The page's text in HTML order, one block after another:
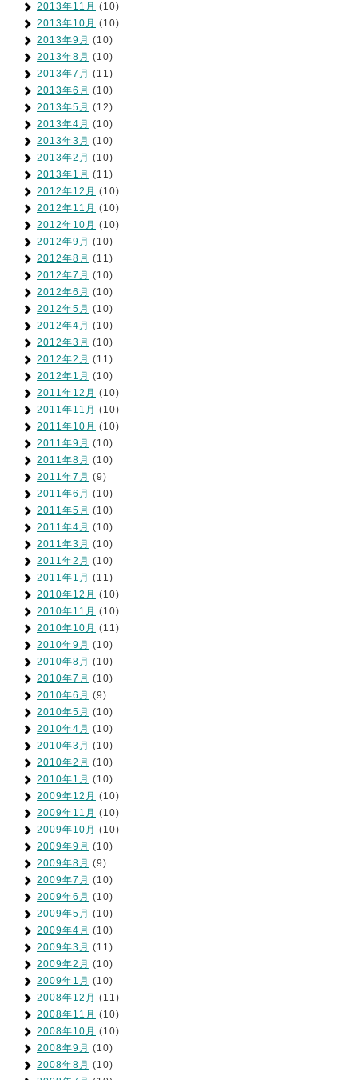
2013年11月 (10)
2013年10月 (10)
2013年9月 (10)
2013年8月 (10)
2013年7月 (11)
2013年6月 (10)
2013年5月 (12)
2013年4月 (10)
2013年3月 (10)
2013年2月 (10)
2013年1月 (11)
2012年12月 (10)
2012年11月 (10)
2012年10月 (10)
2012年9月 (10)
2012年8月 (11)
2012年7月 (10)
2012年6月 (10)
2012年5月 (10)
2012年4月 (10)
2012年3月 (10)
2012年2月 (11)
2012年1月 (10)
2011年12月 (10)
2011年11月 (10)
2011年10月 (10)
2011年9月 (10)
2011年8月 (10)
2011年7月 (9)
2011年6月 (10)
2011年5月 (10)
2011年4月 (10)
2011年3月 (10)
2011年2月 (10)
2011年1月 (11)
2010年12月 (10)
2010年11月 (10)
2010年10月 (11)
2010年9月 (10)
2010年8月 (10)
2010年7月 (10)
2010年6月 (9)
2010年5月 (10)
2010年4月 (10)
2010年3月 (10)
2010年2月 (10)
2010年1月 (10)
2009年12月 (10)
2009年11月 (10)
2009年10月 (10)
2009年9月 (10)
2009年8月 (9)
2009年7月 (10)
2009年6月 (10)
2009年5月 (10)
2009年4月 (10)
2009年3月 (11)
2009年2月 (10)
2009年1月 (10)
2008年12月 (11)
2008年11月 (10)
2008年10月 (10)
2008年9月 (10)
2008年8月 (10)